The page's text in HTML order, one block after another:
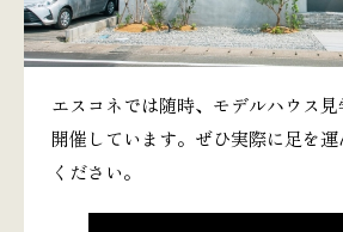
エスコネでは随時、モデルハウス
開催しています。ぜひ実際に足を
ください。